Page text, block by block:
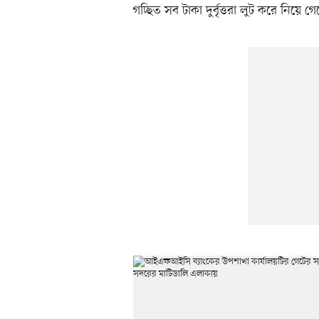
গচ্ছিত সব টাকা দুর্বৃত্তরা লুট করে নিয়ে